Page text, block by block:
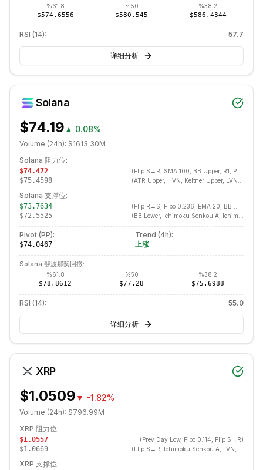
%61.8
$574.6556
%50
$580.545
%38.2
$586.4344
RSI (14): 57.7
详细分析
Solana
$74.19 ▲ 0.08%
Volume (24h): $1613.30M
Solana 阻力位:
$74.472 (Flip S→R, SMA 100, BB Upper, R1, Prev Day High, Donchian Upper, Swing High, LVN, EMA 200
$75.4598 (ATR Upper, HVN, Keltner Upper, LVN, R2, Fibo 0.382
Solana 支撑位:
$73.7634 (Flip R→S, Fibo 0.236, EMA 20, BB Middle, SMA 20, SMA 50, Ichimoku Kijun, Bullish Engulfing, ATR Lower, Prev Day Low, Swing Low, S1
$72.5525 (BB Lower, Ichimoku Senkou A, Ichimoku Cloud Bottom, S2
Pivot (PP):
$74.0467
Trend (4h):
上涨
Solana 斐波那契回撤:
%61.8
$78.8612
%50
$77.28
%38.2
$75.6988
RSI (14): 55.0
详细分析
XRP
$1.0509 ▼ -1.82%
Volume (24h): $796.99M
XRP 阻力位:
$1.0557 (Prev Day Low, Fibo 0.114, Flip S→R)
$1.0669 (Flip S→R, Ichimoku Senkou A, LVN, EMA 20, Ichimoku Kijun, BB Middle, SMA 20, Fibo 0.214, SMA 50, Swing High, EMA 50, R1
XRP 支撑位: